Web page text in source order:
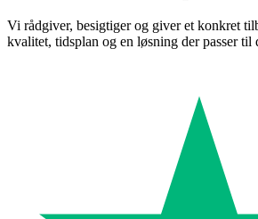
Vi rådgiver, besigtiger og giver et konkret
kvalitet, tidsplan og en løsning der passer til